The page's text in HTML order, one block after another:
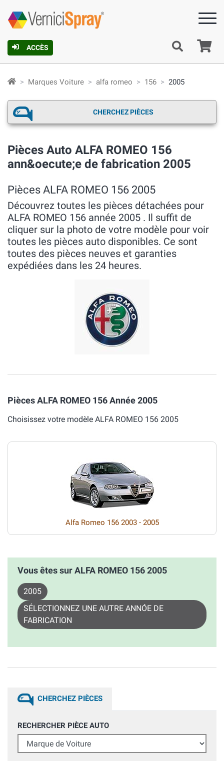
ACCÈS
Marques Voiture alfa romeo 156 2005
CHERCHEZ PIÈCES
Pièces Auto ALFA ROMEO 156
ann&oecute;e de fabrication 2005
Pièces ALFA ROMEO 156 2005
Découvrez toutes les pièces détachées pour
ALFA ROMEO 156 année 2005 . Il suffit de
cliquer sur la photo de votre modèle pour voir
toutes les pièces auto disponibles. Ce sont
toutes des pièces neuves et garanties
expédiées dans les 24 heures.
Pièces ALFA ROMEO 156 Année 2005
Choisissez votre modèle ALFA ROMEO 156 2005
Alfa Romeo 156 2003 - 2005
Vous êtes sur ALFA ROMEO 156 2005
2005
SÉLECTIONNEZ UNE AUTRE ANNÓE DE
FABRICATION
CHERCHEZ PIÈCES
RECHERCHER PIÈCE AUTO
Marque de Voiture